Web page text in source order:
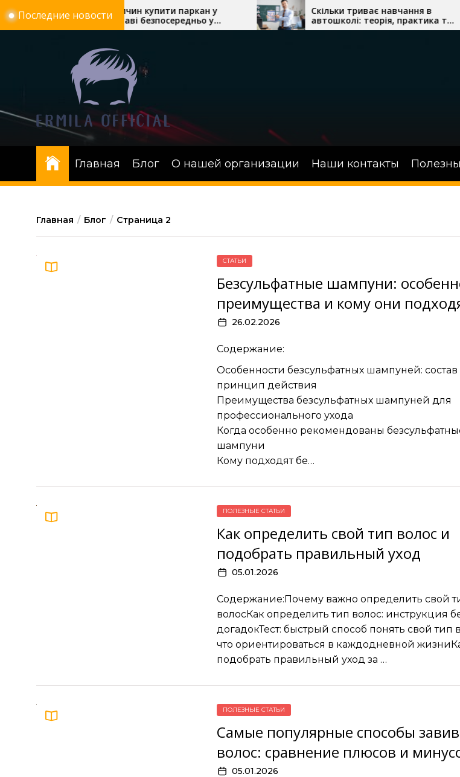
Перейти
к
Последние новости
5 причин купити паркан у
Полтаві безпосередньо у
виробника «Евроворота»
Скільки триває навчання в
автошколі: теорія, практика та
онлайн-уроки водіння
Главная Блог О нашей организации Наши контакты
Главная Блог Страница 2
СТАТЬИ
Безсульфатные шампуни:
преимущества и кому они
26.02.2026
Содержание:
Особенности безсульфатных шампуней: состав
принцип действия
Преимущества безсульфатных шампуней для
профессионального ухода
Когда особенно рекомендованы
шампуни
Кому подходят бе…
ПОЛЕЗНЫЕ СТАТЬИ
Как определить свой тип волос и
подобрать правильный уход
05.01.2026
Содержание:Почему важно определить свой
волосКак определить тип волос: инструкция
догадокТест: быстрый способ понять свой тип
что ориентироваться в каждодневной
подобрать правильный уход за …
ПОЛЕЗНЫЕ СТАТЬИ
Самые популярные способы
волос: сравнение плюсов и
05.01.2026